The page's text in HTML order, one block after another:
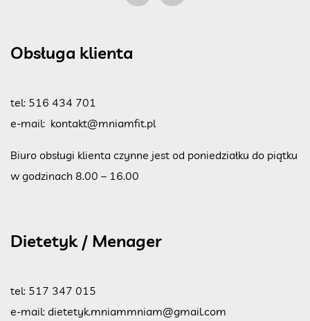
Obsługa klienta
tel: 516 434 701
e-mail: kontakt@mniamfit.pl
Biuro obsługi klienta czynne jest od poniedziałku do piątku
w godzinach 8.00 – 16.00
Dietetyk / Menager
tel: 517 347 015
e-mail: dietetyk.mniammniam@gmail.com